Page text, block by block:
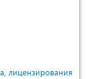
лицензирования